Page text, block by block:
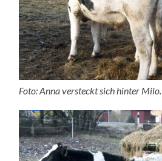
Foto: Anna versteckt sich hinter Milo.